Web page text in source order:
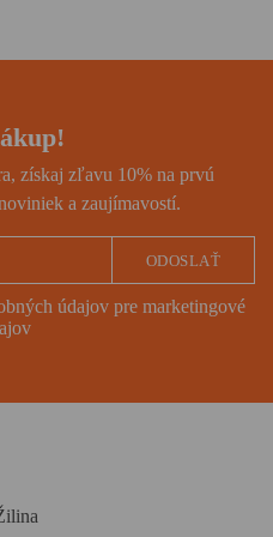
získaj zľavu 10% na prvú
a zaujímavostí.
údajov pre marketingové
ODOSLAŤ